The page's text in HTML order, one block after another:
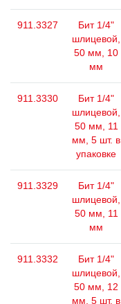
911.3327
Бит 1/4"
шлицевой,
50 мм, 10
мм
911.3330
Бит 1/4"
шлицевой,
50 мм, 11
мм, 5 шт. в
упаковке
911.3329
Бит 1/4"
шлицевой,
50 мм, 11
мм
911.3332
Бит 1/4"
шлицевой,
50 мм, 12
мм, 5 шт. в